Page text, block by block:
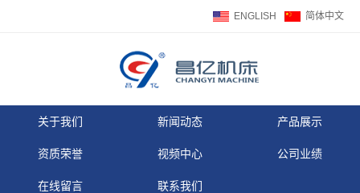
ENGLISH 简体中文
关于我们 新闻动态 产品展示
资质荣誉 视频中心 公司业绩
在线留言 联系我们